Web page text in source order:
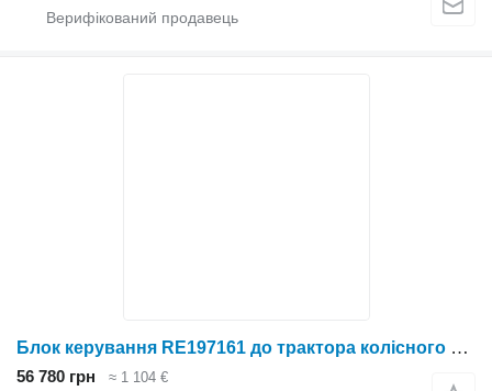
Блок керування RE197161 до трактора колісного John Deere
56 780 грн ≈ 1 104 €